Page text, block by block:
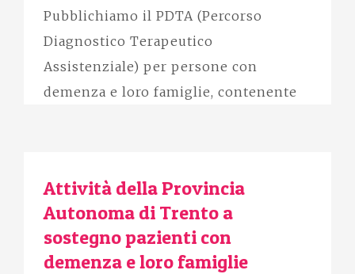
Pubblichiamo il PDTA (Percorso
Diagnostico Terapeutico
Assistenziale) per persone con
demenza e loro famiglie, contenente
Attività della Provincia
Autonoma di Trento a
sostegno pazienti con
demenza e loro famiglie